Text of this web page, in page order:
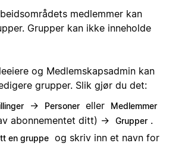
medlemmer kan
Grupper kan ikke inneholde
og Medlemskapsadmin kan
grupper. Slik gjør du det:
→ Personer eller Medlemmer
abonnementet ditt) → Grupper .
en gruppe og skriv inn et navn for